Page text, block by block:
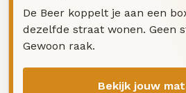
De Beer koppelt je aan een
dezelfde straat wonen. Geen
Gewoon raak.
Bekijk jouw